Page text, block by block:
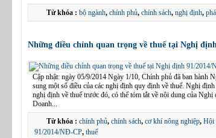
Từ khóa : bộ ngành, chính phủ, chính sách, nghị định,
Những điều chỉnh quan trọng về thuế tại Nghị
Cập nhật: ngày 05/9/2014 Ngày 1/10, Chính phủ đã ban hành
sung một số điều của các nghị định quy định về thuế. Nghị
nghị định về thuế trước đó, có thể tóm tắt về nội dung của
Doanh...
Từ khóa : chính phủ, chính sách, cơ khí nông nghiệp, Hội
91/2014/NĐ-CP, thuế